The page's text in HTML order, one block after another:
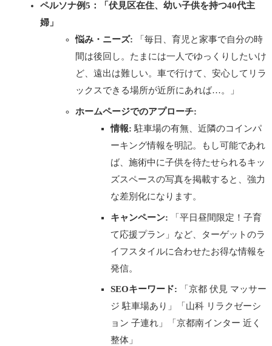
ペルソナ例5：「伏見区在住、幼い子供を持つ40代主
婦」
悩み・ニーズ: 「毎日、育児と家事で自分の時
間は後回し。たまには一人でゆっくりしたいけ
ど、遠出は難しい。車で行けて、安心してリラ
ックスできる場所が近所にあれば…。」
ホームページでのアプローチ:
情報: 駐車場の有無、近隣のコインパ
ーキング情報を明記。もし可能であれ
ば、施術中に子供を待たせられるキッ
ズスペースの写真を掲載すると、強力
な差別化になります。
キャンペーン: 「平日昼間限定！子育
て応援プラン」など、ターゲットのラ
イフスタイルに合わせたお得な情報を
発信。
SEOキーワード: 「京都 伏見 マッサー
ジ 駐車場あり」「山科 リラクゼーシ
ョン 子連れ」「京都南インター 近く
整体」